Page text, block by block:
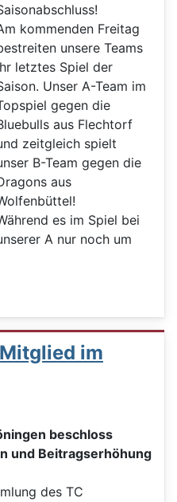
kommenden Freitag
unsere Teams
letztes Spiel der
Unser A-Team im
gegen die
aus Flechtorf
zeitgleich spielt
B-Team gegen die
aus
es im Spiel bei
A nur noch um
im
beschloss
und Beitragserhöhung
des TC